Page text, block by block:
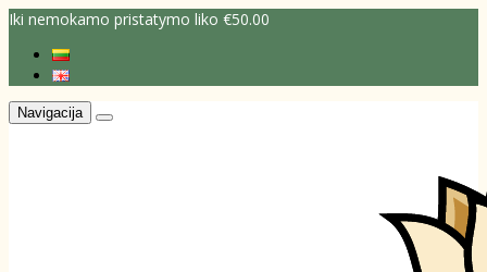
Iki nemokamo pristatymo liko €50.00
Navigacija